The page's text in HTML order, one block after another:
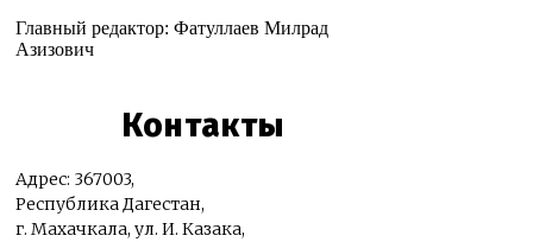
Главный редактор: Фатуллаев Милрад
Азизович
Контакты
Адрес: 367003,
Республика Дагестан,
г. Махачкала, ул. И. Казака,